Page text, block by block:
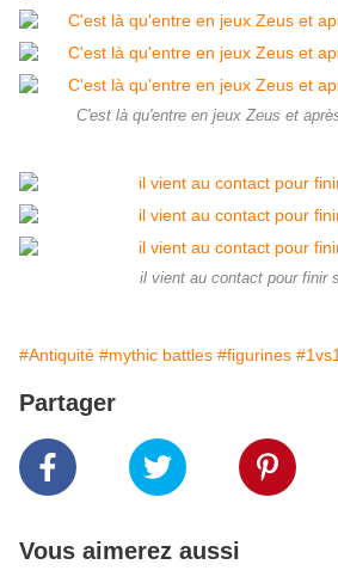
C'est là qu'entre en jeux Zeus et
il vient au contact pour finir
#Antiquité #mythic battles #figurines #1vs1
Partager
Vous aimerez aussi